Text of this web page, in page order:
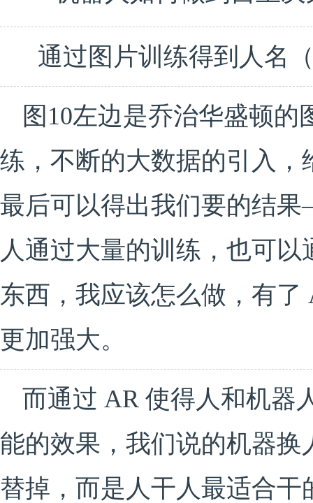
通过图片训练得到人名
图10左边是乔治华盛顿
练，不断的大数据的引入
最后可以得出我们要的结
人通过大量的训练，也可
东西，我应该怎么做，有
更加强大。
而通过 AR 使得人和机器
能的效果，我们说的机器
替掉，而是人干人最适合